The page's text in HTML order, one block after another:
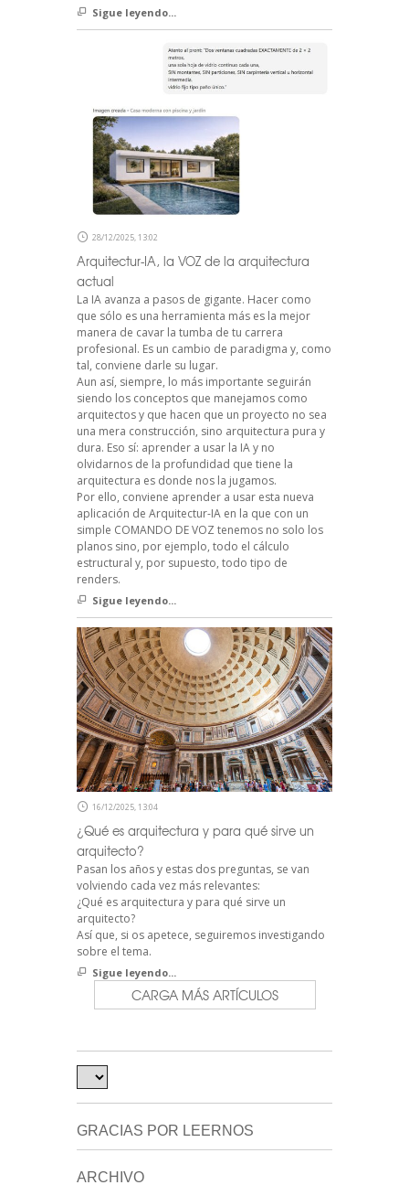
Sigue leyendo...
28/12/2025, 13:02
Arquitectur-IA, la VOZ de la arquitectura
actual
La IA avanza a pasos de gigante. Hacer como
que sólo es una herramienta más es la mejor
manera de cavar la tumba de tu carrera
profesional. Es un cambio de paradigma y, como
tal, conviene darle su lugar.
Aun así, siempre, lo más importante seguirán
siendo los conceptos que manejamos como
arquitectos y que hacen que un proyecto no sea
una mera construcción, sino arquitectura pura y
dura. Eso sí: aprender a usar la IA y no
olvidarnos de la profundidad que tiene la
arquitectura es donde nos la jugamos.
Por ello, conviene aprender a usar esta nueva
aplicación de Arquitectur-IA en la que con un
simple COMANDO DE VOZ tenemos no solo los
planos sino, por ejemplo, todo el cálculo
estructural y, por supuesto, todo tipo de
renders.
Sigue leyendo...
16/12/2025, 13:04
¿Qué es arquitectura y para qué sirve un
arquitecto?
Pasan los años y estas dos preguntas, se van
volviendo cada vez más relevantes:
¿Qué es arquitectura y para qué sirve un
arquitecto?
Así que, si os apetece, seguiremos investigando
sobre el tema.
Sigue leyendo...
CARGA MÁS ARTÍCULOS
GRACIAS POR LEERNOS
ARCHIVO